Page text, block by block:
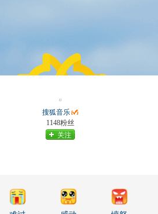
搜狐音乐
1148粉丝
关注